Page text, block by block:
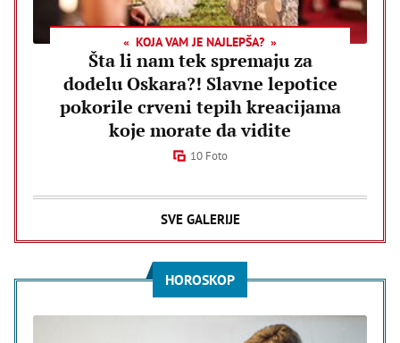
KOJA VAM JE NAJLEPŠA?
Šta li nam tek spremaju za
dodelu Oskara?! Slavne lepotice
pokorile crveni tepih kreacijama
koje morate da vidite
10 Foto
SVE GALERIJE
HOROSKOP